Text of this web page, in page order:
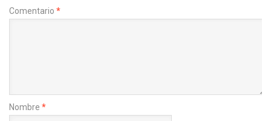
Comentario *
Nombre *